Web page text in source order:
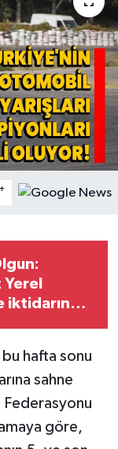
+
iktidarın
hafta sonu
sahne
göre,